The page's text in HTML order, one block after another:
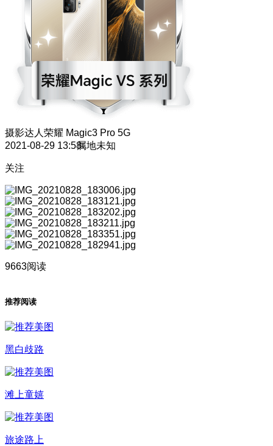
摄影达人 荣耀 Magic3 Pro 5G
2021-08-29 13:58属地未知
关注
9663阅读
推荐阅读
黑白歧路
滩上童嬉
旅途路上